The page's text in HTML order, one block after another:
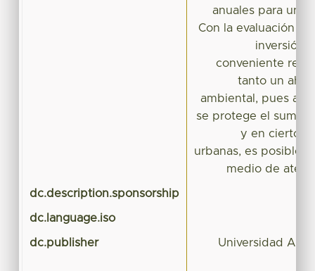
anuales para una
Con la evaluación
inversión,
conveniente
tanto un
ambiental, pues al
se protege el
y en ciertos
urbanas, es posible
medio de
dc.description.sponsorship
dc.language.iso
dc.publisher Universidad